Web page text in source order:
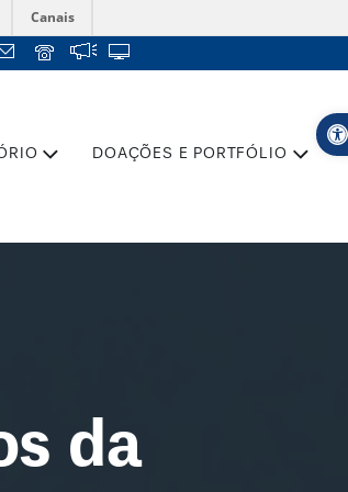
Canais
DOAÇÕES E PORTFÓLIO
da